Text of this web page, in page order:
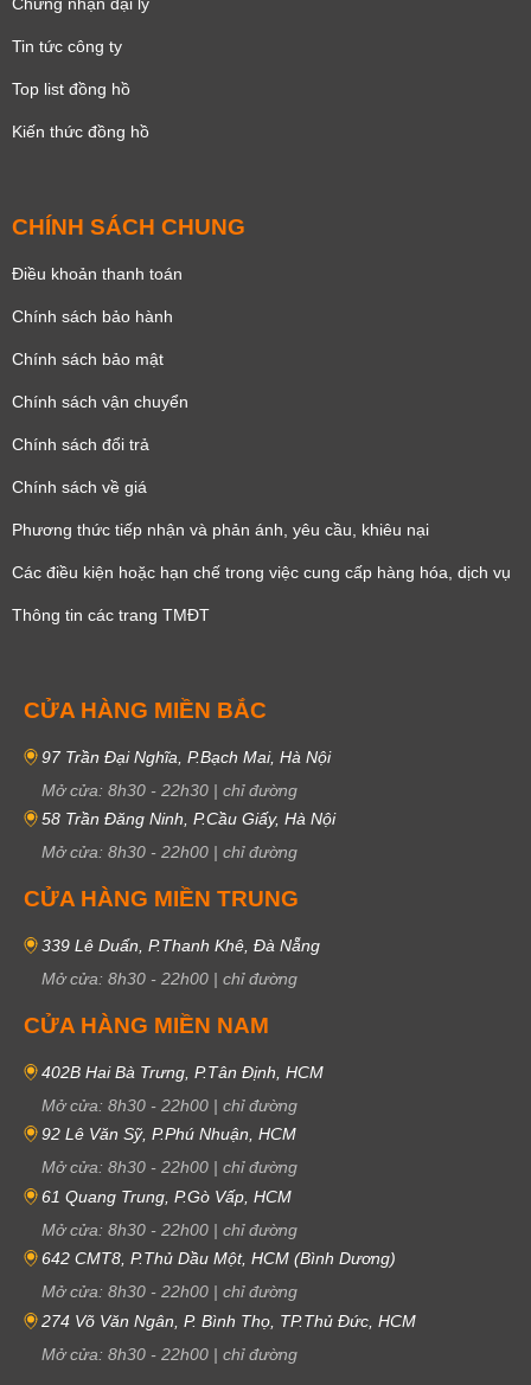
Tin tức công ty
Top list đồng hồ
Kiến thức đồng hồ
CHÍNH SÁCH CHUNG
Điều khoản thanh toán
Chính sách bảo hành
Chính sách bảo mật
Chính sách vận chuyển
Chính sách đổi trả
Chính sách về giá
Phương thức tiếp nhận và phản ánh, yêu cầu, khiêu nại
Các điều kiện hoặc hạn chế trong việc cung cấp hàng hóa, dịch vụ
Thông tin các trang TMĐT
CỬA HÀNG MIỀN BẮC
97 Trần Đại Nghĩa, P.Bạch Mai, Hà Nội
Mở cửa: 8h30 - 22h30 | chỉ đường
58 Trần Đăng Ninh, P.Cầu Giấy, Hà Nội
Mở cửa: 8h30 - 22h00 | chỉ đường
CỬA HÀNG MIỀN TRUNG
339 Lê Duẩn, P.Thanh Khê, Đà Nẵng
Mở cửa: 8h30 - 22h00 | chỉ đường
CỬA HÀNG MIỀN NAM
402B Hai Bà Trưng, P.Tân Định, HCM
Mở cửa: 8h30 - 22h00 | chỉ đường
92 Lê Văn Sỹ, P.Phú Nhuận, HCM
Mở cửa: 8h30 - 22h00 | chỉ đường
61 Quang Trung, P.Gò Vấp, HCM
Mở cửa: 8h30 - 22h00 | chỉ đường
642 CMT8, P.Thủ Dầu Một, HCM (Bình Dương)
Mở cửa: 8h30 - 22h00 | chỉ đường
274 Võ Văn Ngân, P. Bình Thọ, TP.Thủ Đức, HCM
Mở cửa: 8h30 - 22h00 | chỉ đường